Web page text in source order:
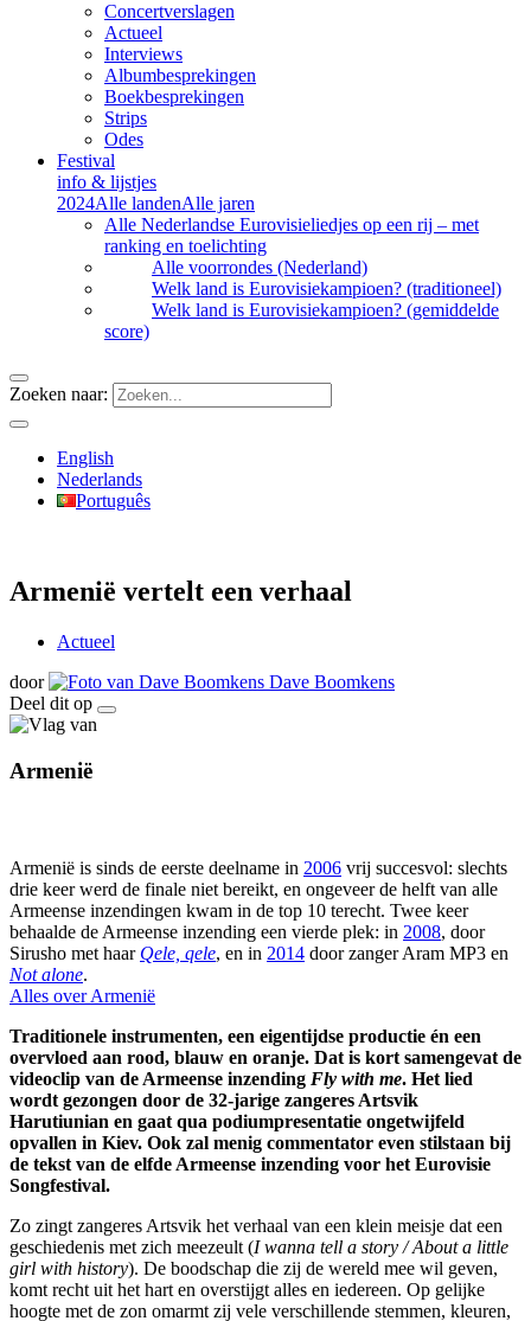
Concertverslagen
Actueel
Interviews
Albumbesprekingen
Boekbesprekingen
Strips
Odes
Festival
info & lijstjes
2024Alle landenAlle jaren
Alle Nederlandse Eurovisieliedjes op een rij – met
ranking en toelichting
Alle voorrondes (Nederland)
Welk land is Eurovisiekampioen? (traditioneel)
Welk land is Eurovisiekampioen? (gemiddelde
score)
Zoeken naar:
English
Nederlands
Português
Armenië vertelt een verhaal
Actueel
door
Dave Boomkens
Deel dit op
Armenië
Armenië is sinds de eerste deelname in 2006 vrij succesvol: slechts
drie keer werd de finale niet bereikt, en ongeveer de helft van alle
Armeense inzendingen kwam in de top 10 terecht. Twee keer
behaalde de Armeense inzending een vierde plek: in 2008, door
Sirusho met haar Qele, qele, en in 2014 door zanger Aram MP3 en
Not alone.
Alles over Armenië
Traditionele instrumenten, een eigentijdse productie én een
overvloed aan rood, blauw en oranje. Dat is kort samengevat de
videoclip van de Armeense inzending Fly with me. Het lied
wordt gezongen door de 32-jarige zangeres Artsvik
Harutiunian en gaat qua podiumpresentatie ongetwijfeld
opvallen in Kiev. Ook zal menig commentator even stilstaan bij
de tekst van de elfde Armeense inzending voor het Eurovisie
Songfestival.
Zo zingt zangeres Artsvik het verhaal van een klein meisje dat een
geschiedenis met zich meezeult (I wanna tell a story / About a little
girl with history). De boodschap die zij de wereld mee wil geven,
komt recht uit het hart en overstijgt alles en iedereen. Op gelijke
hoogte met de zon omarmt zij vele verschillende stemmen, kleuren,